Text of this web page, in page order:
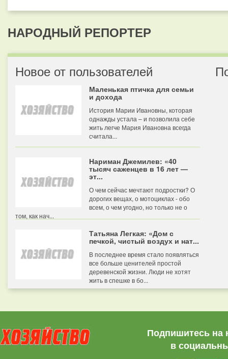
НАРОДНЫЙ РЕПОРТЕР
Новое от пользователей
Маленькая птичка для семьи
и дохода
История Марии Ивановны, которая
однажды устала – и позволила себе
жить легче Мария Ивановна всегда
считала...
Нариман Джемилев: «40
тысяч саженцев в 16 лет —
эт...
О чем сейчас мечтают подростки? О
дорогих вещах, о мотоциклах - обо
всем, о чем угодно, но только не о
том, как нач...
Татьяна Легкая: «Дом с
печкой, чистый воздух и нат...
В последнее время стало появляться
все больше ценителей простой
деревенской жизни. Люди не хотят
жить в спешке в бо...
Подпишитесь на
в